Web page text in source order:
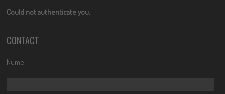
Could not authenticate you.
CONTACT
Nume: